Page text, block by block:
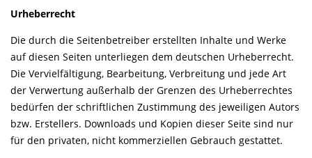
Urheberrecht
Die durch die Seitenbetreiber erstellten Inhalte und Werke
auf diesen Seiten unterliegen dem deutschen Urheberrecht.
Die Vervielfältigung, Bearbeitung, Verbreitung und jede Art
der Verwertung außerhalb der Grenzen des Urheberrechtes
bedürfen der schriftlichen Zustimmung des jeweiligen Autors
bzw. Erstellers. Downloads und Kopien dieser Seite sind nur
für den privaten, nicht kommerziellen Gebrauch gestattet.